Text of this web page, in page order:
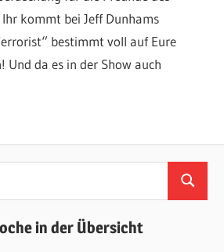
kommt bei Jeff Dunhams
bestimmt voll auf Eure
Und da es in der Show auch
Suchen
in der Übersicht